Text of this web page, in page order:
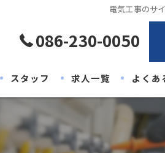
電気工事のサ
086-230-0050
スタッフ 求人一覧 よくあ